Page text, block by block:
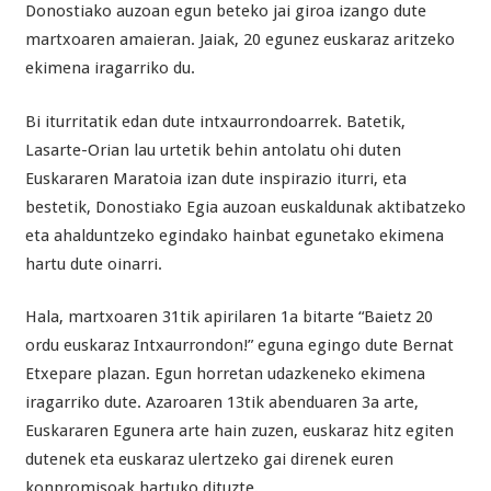
Donostiako auzoan egun beteko jai giroa izango dute
martxoaren amaieran. Jaiak, 20 egunez euskaraz aritzeko
ekimena iragarriko du.
Bi iturritatik edan dute intxaurrondoarrek. Batetik,
Lasarte-Orian lau urtetik behin antolatu ohi duten
Euskararen Maratoia izan dute inspirazio iturri, eta
bestetik, Donostiako Egia auzoan euskaldunak aktibatzeko
eta ahalduntzeko egindako hainbat egunetako ekimena
hartu dute oinarri.
Hala, martxoaren 31tik apirilaren 1a bitarte “Baietz 20
ordu euskaraz Intxaurrondon!” eguna egingo dute Bernat
Etxepare plazan. Egun horretan udazkeneko ekimena
iragarriko dute. Azaroaren 13tik abenduaren 3a arte,
Euskararen Egunera arte hain zuzen, euskaraz hitz egiten
dutenek eta euskaraz ulertzeko gai direnek euren